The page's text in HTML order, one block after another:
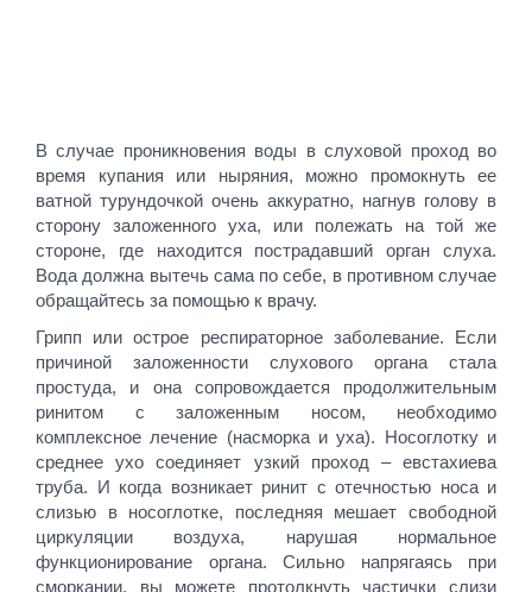
В случае проникновения воды в слуховой проход во
время купания или ныряния, можно промокнуть ее
ватной турундочкой очень аккуратно, нагнув голову в
сторону заложенного уха, или полежать на той же
стороне, где находится пострадавший орган слуха.
Вода должна вытечь сама по себе, в противном случае
обращайтесь за помощью к врачу.
Грипп или острое респираторное заболевание. Если
причиной заложенности слухового органа стала
простуда, и она сопровождается продолжительным
ринитом с заложенным носом, необходимо
комплексное лечение (насморка и уха). Носоглотку и
среднее ухо соединяет узкий проход – евстахиева
труба. И когда возникает ринит с отечностью носа и
слизью в носоглотке, последняя мешает свободной
циркуляции воздуха, нарушая нормальное
функционирование органа. Сильно напрягаясь при
сморкании, вы можете протолкнуть частички слизи